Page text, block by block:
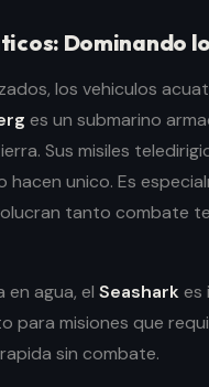
Dominando
los vehiculos
es un submarino
Sus misiles
hacen unico. Es
tanto combate
en agua, el Seasharkes
para misiones que
sin combate.